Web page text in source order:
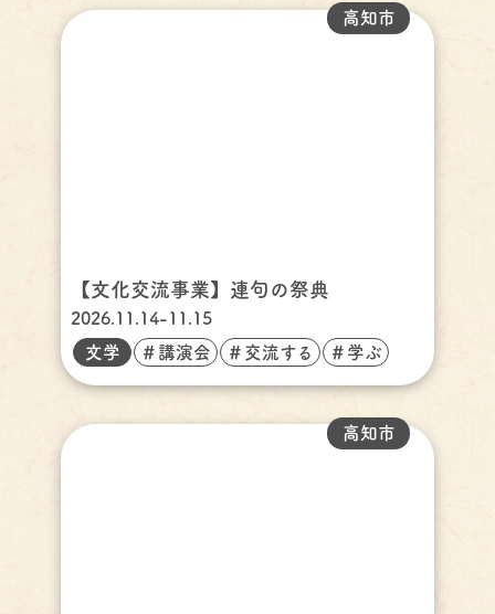
【文化交流事業】連句の祭典
高知市
2026.11.14-11.15
文学
＃講演会 ＃交流する ＃学ぶ
高知市